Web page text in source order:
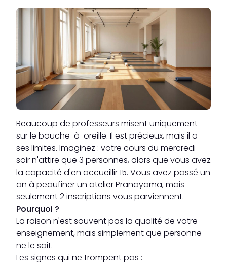
Beaucoup de professeurs misent uniquement
sur le bouche-à-oreille. Il est précieux, mais il a
ses limites. Imaginez : votre cours du mercredi
soir n'attire que 3 personnes, alors que vous avez
la capacité d'en accueillir 15. Vous avez passé un
an à peaufiner un atelier Pranayama, mais
seulement 2 inscriptions vous parviennent.
Pourquoi ?
La raison n'est souvent pas la qualité de votre
enseignement, mais simplement que personne
ne le sait.
Les signes qui ne trompent pas :